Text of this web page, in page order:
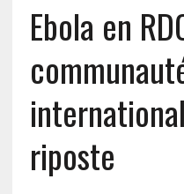
Ebola en
riposte